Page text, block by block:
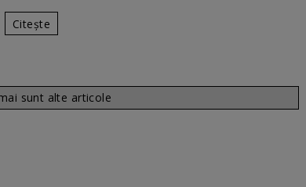
Citește
sunt alte articole